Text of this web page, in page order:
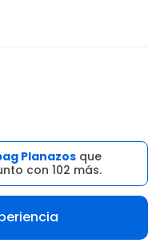
Planazos que
con 102 más.